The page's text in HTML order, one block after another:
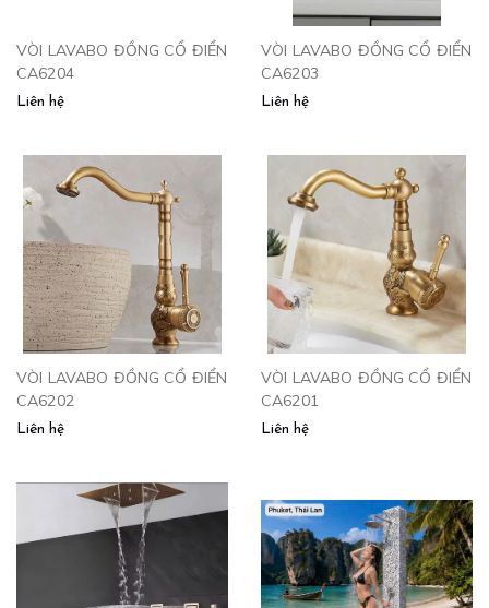
VÒI LAVABO ĐỒNG CỔ ĐIỂN
CA6204
Liên hệ
VÒI LAVABO ĐỒNG CỔ ĐIỂN
CA6203
Liên hệ
VÒI LAVABO ĐỒNG CỔ ĐIỂN
CA6202
Liên hệ
VÒI LAVABO ĐỒNG CỔ ĐIỂN
CA6201
Liên hệ